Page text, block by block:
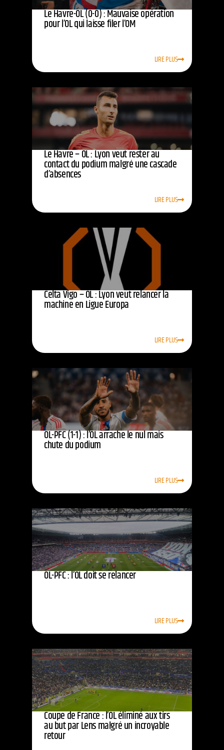
Le Havre-OL (0-0) : Mauvaise opération
pour l’OL qui laisse filer l’OM
LIRE PLUS
Le Havre – OL : Lyon veut rester au
contact du podium malgré une cascade
d’absences
LIRE PLUS
Celta Vigo – OL : Lyon veut relancer la
machine en Ligue Europa
LIRE PLUS
OL-PFC (1-1) : l’OL arrache le nul mais
chute du podium
LIRE PLUS
OL-PFC : l’OL doit se relancer
LIRE PLUS
Coupe de France : l’OL éliminé aux tirs
au but par Lens malgré un incroyable
retour